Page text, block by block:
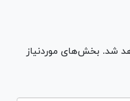
شد. بخش‌های موردنیاز